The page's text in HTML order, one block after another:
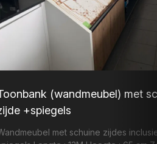
(wandmeubel) met
+spiegels
met schuine zijdes